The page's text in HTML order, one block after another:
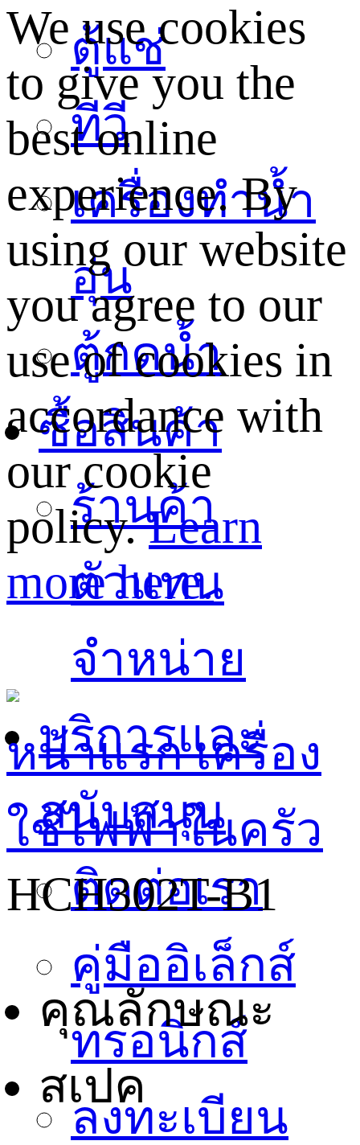
ตู้แช่
ทีวี
เครื่องทำน้ำ
อุ่น
ตู้กดน้ำ
ซื้อสินค้า
ร้านค้า
ตัวแทน
จำหน่าย
บริการและ
สนับสนุน
ติดต่อเรา
คู่มืออิเล็กส์
ทรอนิกส์
ลงทะเบียน
We use cookies
to give you the
best online
experience. By
using our website
you agree to our
use of cookies in
accordance with
our cookie
policy.Learn
more here.
หน้าแรกเครื่อง
ใช้ไฟฟ้าในครัว
HCH302T-B1
คุณลักษณะ
สเปค